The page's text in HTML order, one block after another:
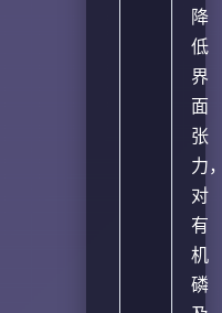
降
低
界
面
张
力
对
有
机
磷